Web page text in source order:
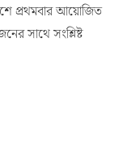
প্রথমবার আয়োজিত
সাথে সংশ্লিষ্ট